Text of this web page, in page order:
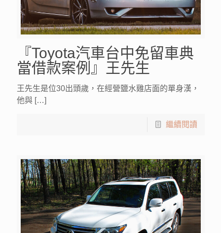
『Toyota汽車台中免留車典
當借款案例』王先生
王先生是位30出頭歲，在經營鹽水雞店面的單身漢，
他與 […]
繼續閱讀